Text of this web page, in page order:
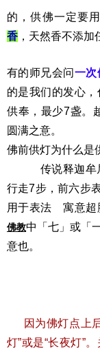
的，供佛一定要
香 ，天然香不添加
有的师兄会问一次
的是我们的发心
供奉，最少7盏。
圆满之意。
佛前供灯为什么是
传说释迦牟尼
行走7步，前六步
用于表法 寓意超
佛教中「七」或「
意也。
因为佛灯点上后
灯”或是“长夜灯”